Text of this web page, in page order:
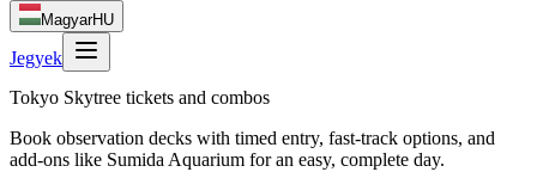
MagyarHU
Jegyek
Tokyo Skytree tickets and combos
Book observation decks with timed entry, fast‑track options, and
add‑ons like Sumida Aquarium for an easy, complete day.